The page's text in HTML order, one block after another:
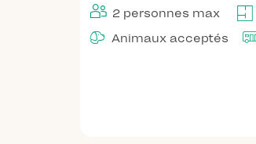
2 personnes max
Animaux acceptés